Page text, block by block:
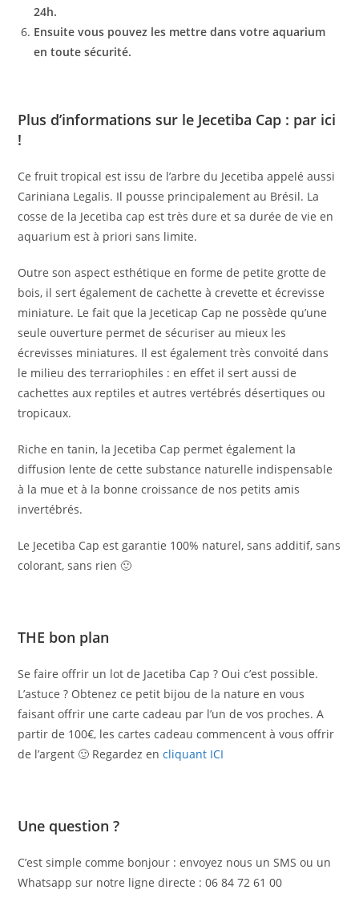
24h.
Ensuite vous pouvez les mettre dans votre aquarium
en toute sécurité.
Plus d’informations sur le Jecetiba Cap : par ici
!
Ce fruit tropical est issu de l’arbre du Jecetiba appelé aussi
Cariniana Legalis. Il pousse principalement au Brésil. La
cosse de la Jecetiba cap est très dure et sa durée de vie en
aquarium est à priori sans limite.
Outre son aspect esthétique en forme de petite grotte de
bois, il sert également de cachette à crevette et écrevisse
miniature. Le fait que la Jeceticap Cap ne possède qu’une
seule ouverture permet de sécuriser au mieux les
écrevisses miniatures. Il est également très convoité dans
le milieu des terrariophiles : en effet il sert aussi de
cachettes aux reptiles et autres vertébrés désertiques ou
tropicaux.
Riche en tanin, la Jecetiba Cap permet également la
diffusion lente de cette substance naturelle indispensable
à la mue et à la bonne croissance de nos petits amis
invertébrés.
Le Jecetiba Cap est garantie 100% naturel, sans additif, sans
colorant, sans rien 🙂
THE bon plan
Se faire offrir un lot de Jacetiba Cap ? Oui c’est possible.
L’astuce ? Obtenez ce petit bijou de la nature en vous
faisant offrir une carte cadeau par l’un de vos proches. A
partir de 100€, les cartes cadeau commencent à vous offrir
de l’argent 🙂 Regardez encliquant ICI
Une question ?
C’est simple comme bonjour : envoyez nous un SMS ou un
Whatsapp sur notre ligne directe : 06 84 72 61 00